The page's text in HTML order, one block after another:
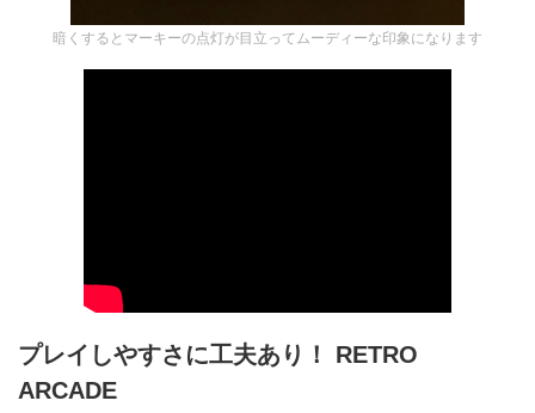
暗くするとマーキーの点灯が目立ってムーディーな印象になります
プレイしやすさに工夫あり！ RETRO
ARCADE